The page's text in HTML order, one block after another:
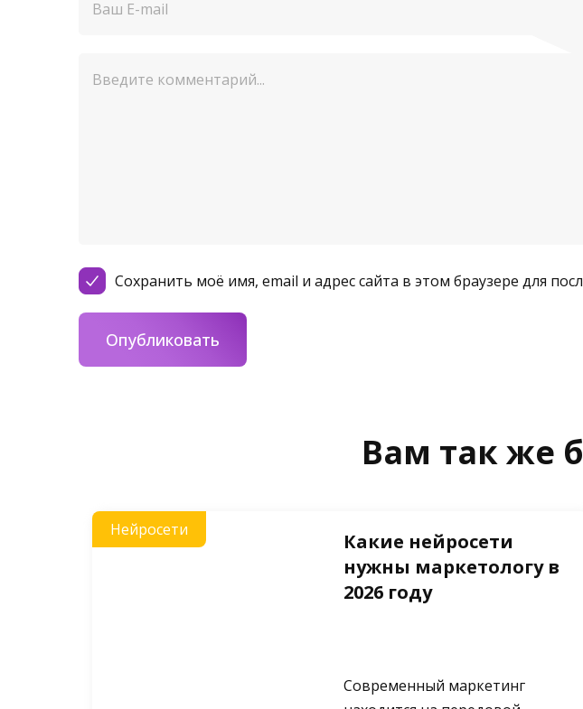
Сохранить моё имя, email и адрес сайта в этом браузере для
Вам так же
Нейросети
Какие нейросети
нужны маркетологу в
2026 году
Современный маркетинг